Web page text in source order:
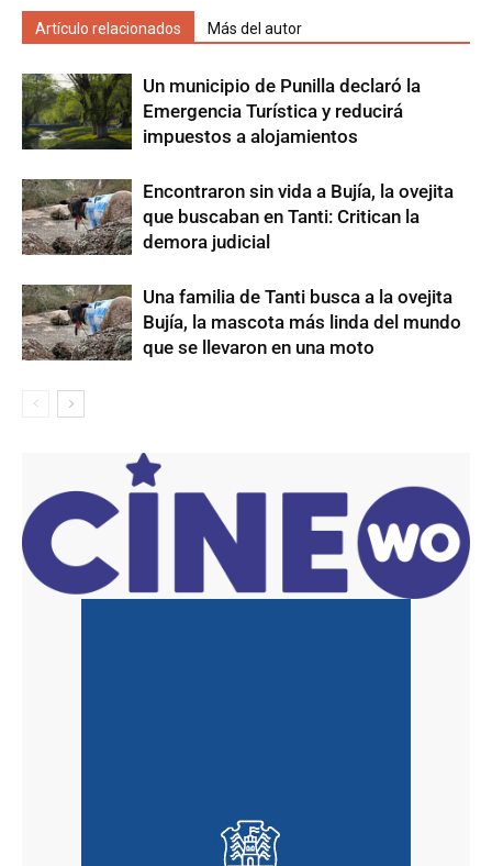
Artículo relacionados Más del autor
Un municipio de Punilla declaró la
Emergencia Turística y reducirá
impuestos a alojamientos
Encontraron sin vida a Bujía, la ovejita
que buscaban en Tanti: Critican la
demora judicial
Una familia de Tanti busca a la ovejita
Bujía, la mascota más linda del mundo
que se llevaron en una moto